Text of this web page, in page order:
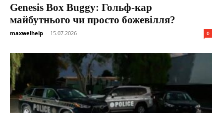
Genesis Box Buggy: Гольф-кар
майбутнього чи просто божевілля?
maxwelhelp - 15.07.2026 0